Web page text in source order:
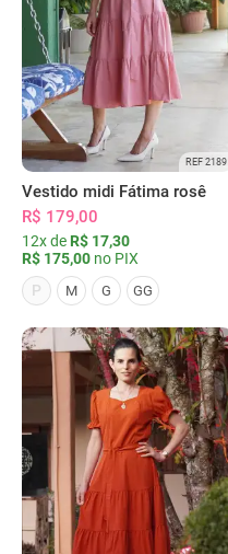
REF 2189
Vestido midi Fátima rosê
R$ 179,00
12x de R$ 17,30
R$ 175,00 no PIX
P
M G GG